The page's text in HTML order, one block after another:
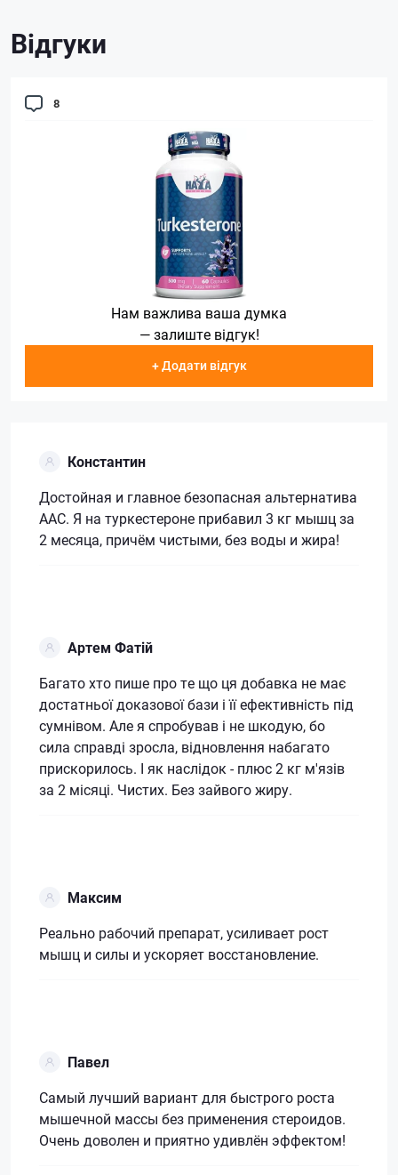
Відгуки
8
Нам важлива ваша думка
— залиште відгук!
+ Додати відгук
Константин
Достойная и главное безопасная альтернатива
ААС. Я на туркестероне прибавил 3 кг мышц за
2 месяца, причём чистыми, без воды и жира!
Артем Фатій
Багато хто пише про те що ця добавка не має
достатньої доказової бази і її ефективність під
сумнівом. Але я спробував і не шкодую, бо
сила справді зросла, відновлення набагато
прискорилось. І як наслідок - плюс 2 кг м'язів
за 2 місяці. Чистих. Без зайвого жиру.
Максим
Реально рабочий препарат, усиливает рост
мышц и силы и ускоряет восстановление.
Павел
Самый лучший вариант для быстрого роста
мышечной массы без применения стероидов.
Очень доволен и приятно удивлён эффектом!